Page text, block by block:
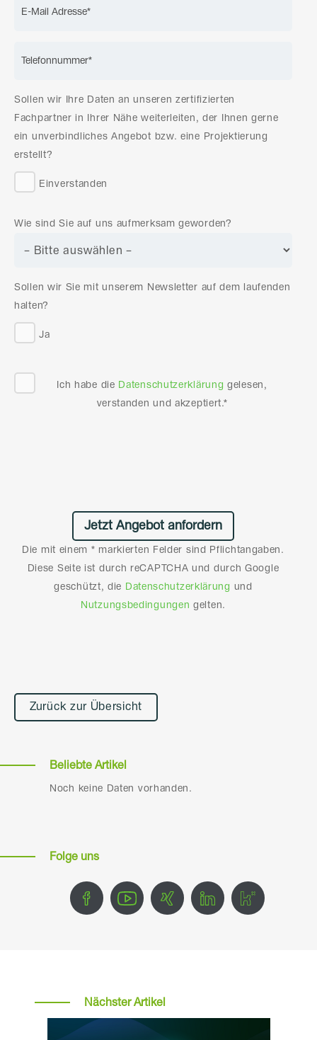
Sollen wir Ihre Daten an unseren zertifizierten
Fachpartner in Ihrer Nähe weiterleiten, der Ihnen gerne
ein unverbindliches Angebot bzw. eine Projektierung
erstellt?
Einverstanden
Wie sind Sie auf uns aufmerksam geworden?
Sollen wir Sie mit unserem Newsletter auf dem laufenden
halten?
Ja
Ich habe die Datenschutzerklärung gelesen,
verstanden und akzeptiert.*
Die mit einem * markierten Felder sind Pflichtangaben.
Diese Seite ist durch reCAPTCHA und durch Google
geschützt, die Datenschutzerklärung und
Nutzungsbedingungen gelten.
Zurück zur Übersicht
Beliebte Artikel
Noch keine Daten vorhanden.
Folge uns
Nächster Artikel